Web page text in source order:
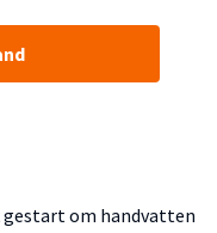
gestart om handvatten